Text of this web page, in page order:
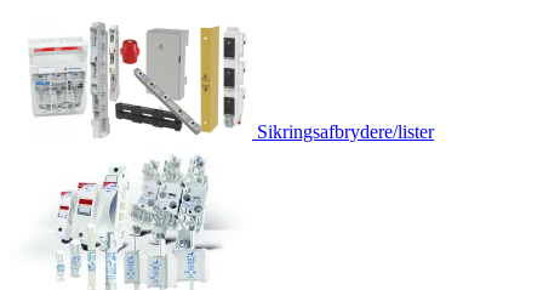
Sikringsafbrydere/lister